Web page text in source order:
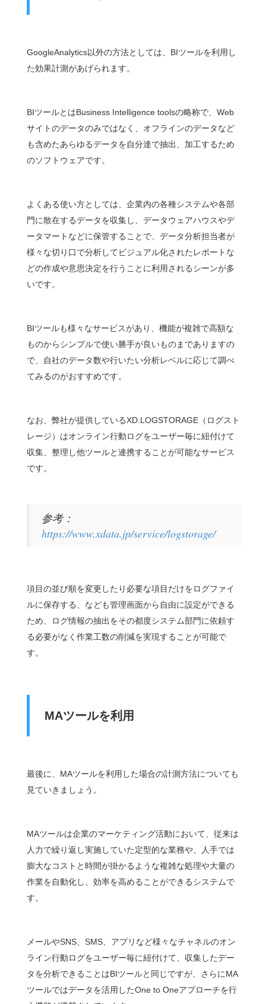
GoogleAnalytics以外の方法としては、BIツールを利用し
た効果計測があげられます。
BIツールとはBusiness Intelligence toolsの略称で、Web
サイトのデータのみではなく、オフラインのデータなど
も含めたあらゆるデータを自分達で抽出、加工するため
のソフトウェアです。
よくある使い方としては、企業内の各種システムや各部
門に散在するデータを収集し、データウェアハウスやデ
ータマートなどに保管することで、データ分析担当者が
様々な切り口で分析してビジュアル化されたレポートな
どの作成や意思決定を行うことに利用されるシーンが多
いです。
BIツールも様々なサービスがあり、機能が複雑で高額な
ものからシンプルで使い勝手が良いものまでありますの
で、自社のデータ数や行いたい分析レベルに応じて調べ
てみるのがおすすめです。
なお、弊社が提供しているXD.LOGSTORAGE（ログスト
レージ）はオンライン行動ログをユーザー毎に紐付けて
収集、整理し他ツールと連携することが可能なサービス
です。
参考：
https://www.xdata.jp/service/logstorage/
項目の並び順を変更したり必要な項目だけをログファイ
ルに保存する、なども管理画面から自由に設定ができる
ため、ログ情報の抽出をその都度システム部門に依頼す
る必要がなく作業工数の削減を実現することが可能で
す。
MAツールを利用
最後に、MAツールを利用した場合の計測方法についても
見ていきましょう。
MAツールは企業のマーケティング活動において、従来は
人力で繰り返し実施していた定型的な業務や、人手では
膨大なコストと時間が掛かるような複雑な処理や大量の
作業を自動化し、効率を高めることができるシステムで
す。
メールやSNS、SMS、アプリなど様々なチャネルのオン
ライン行動ログをユーザー毎に紐付けて、収集したデー
タを分析できることはBIツールと同じですが、さらにMA
ツールではデータを活用したOne to Oneアプローチを行